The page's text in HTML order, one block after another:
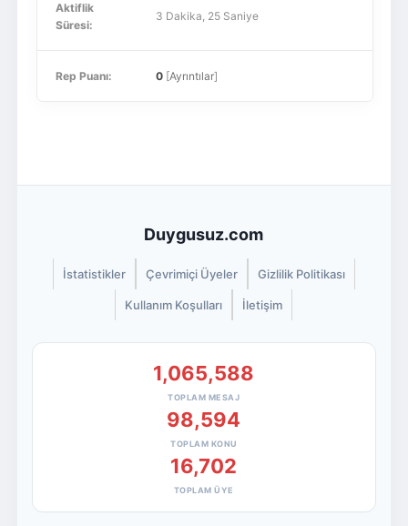
Aktiflik
Süresi:
3 Dakika, 25 Saniye
Rep Puanı: 0[Ayrıntılar]
Duygusuz.com
İstatistikler Çevrimiçi Üyeler Gizlilik Politikası
Kullanım Koşulları İletişim
1,065,588
TOPLAM MESAJ
98,594
TOPLAM KONU
16,702
TOPLAM ÜYE